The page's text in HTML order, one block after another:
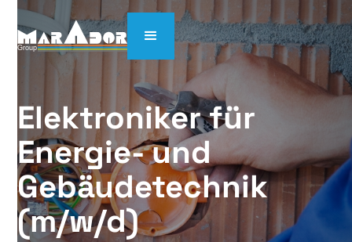
Elektroniker für
Energie- und
Gebäudetechnik
(m/w/d)